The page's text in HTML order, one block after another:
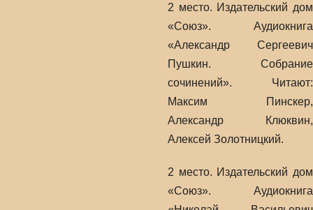
2 место. Издательский дом
«Союз». Аудиокнига
«Александр Сергеевич
Пушкин. Собрание
сочинений». Читают:
Максим Пинскер,
Александр Клюквин,
Алексей Золотницкий.
2 место. Издательский дом
«Союз». Аудиокнига